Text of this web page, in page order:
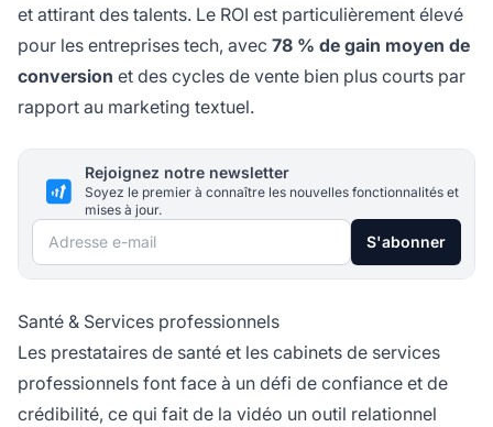
et attirant des talents. Le ROI est particulièrement élevé
pour les entreprises tech, avec 78 % de gain moyen de
conversion et des cycles de vente bien plus courts par
rapport au marketing textuel.
Rejoignez notre newsletter
Soyez le premier à connaître les nouvelles fonctionnalités et
mises à jour.
Adresse e-mail S'abonner
Santé & Services professionnels
Les prestataires de santé et les cabinets de services
professionnels font face à un défi de confiance et de
crédibilité, ce qui fait de la vidéo un outil relationnel